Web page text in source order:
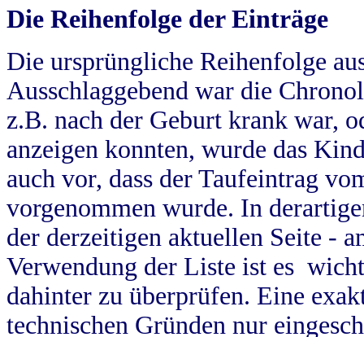
Die Reihenfolge der Einträge
Die ursprüngliche Reihenfolge
Ausschlaggebend war die
z.B. nach der Geburt krank war,
anzeigen konnten, wurde das
auch vor, dass der Taufeintrag
vorgenommen wurde. In
der derzeitigen aktuellen Seite -
Verwendung der Liste ist es
dahinter zu überprüfen. Eine
technischen Gründen nur